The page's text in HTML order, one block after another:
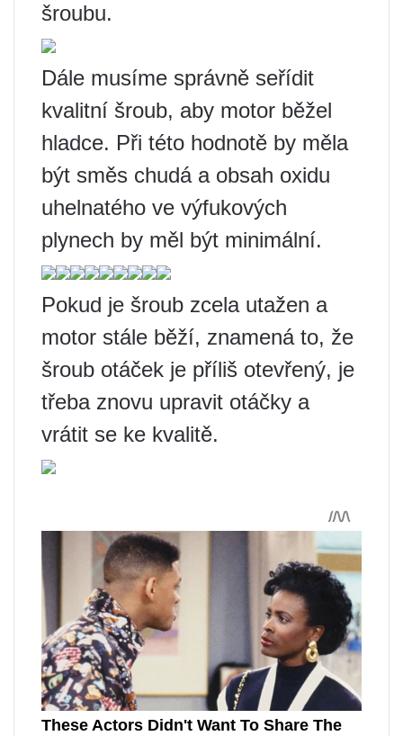
šroubu.
Dále musíme správně seřídit
kvalitní šroub, aby motor běžel
hladce. Při této hodnotě by měla
být směs chudá a obsah oxidu
uhelnatého ve výfukových
plynech by měl být minimální.
Pokud je šroub zcela utažen a
motor stále běží, znamená to, že
šroub otáček je příliš otevřený, je
třeba znovu upravit otáčky a
vrátit se ke kvalitě.